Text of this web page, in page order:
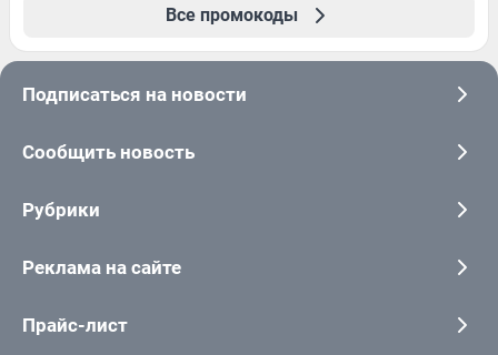
Все промокоды
Подписаться на новости
Сообщить новость
Рубрики
Реклама на сайте
Прайс-лист